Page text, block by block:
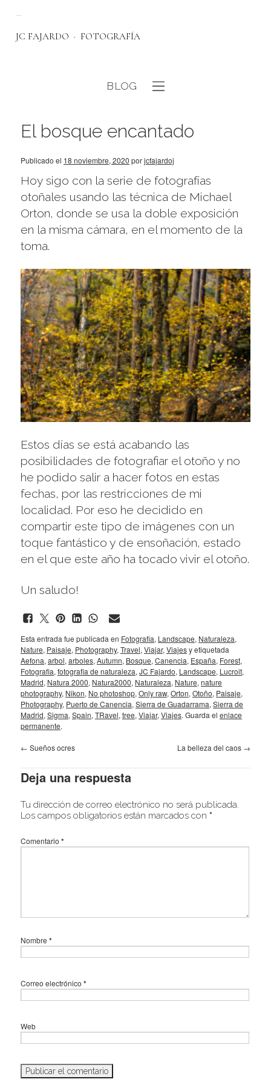
JC FAJARDO FOTOGRAFÍA
BLOG
El bosque encantado
Publicado el 18 noviembre, 2020 porjcfajardoj
Hoy sigo con la serie de fotografías
otoñales usando las técnica de Michael
Orton, donde se usa la doble exposición
en la misma cámara, en el momento de la
toma.
Estos días se está acabando las
posibilidades de fotografiar el otoño y no
he podido salir a hacer fotos en estas
fechas, por las restricciones de mi
localidad. Por eso he decidido en
compartir este tipo de imágenes con un
toque fantástico y de ensoñación, estado
en el que este año ha tocado vivir el otoño.
Un saludo!
Esta entrada fue publicada en Fotografia, Landscape, Naturaleza,
Nature, Paisaje, Photography, Travel, Viajar, Viajesy etiquetada
Aefona, arbol, arboles, Autumn, Bosque, Canencia, España, Forest,
Fotografia, fotografia de naturaleza, JC Fajardo, Landscape, Lucroit,
Madrid, Natura 2000, Natura2000, Naturaleza, Nature, nature
photography, Nikon, No photoshop, Only raw, Orton, Otoño, Paisaje,
Photography, Puerto de Canencia, Sierra de Guadarrama, Sierra de
Madrid, Sigma, Spain, TRavel, tree, Viajar, Viajes. Guarda el enlace
permanente.
← Sueños ocres La belleza del caos →
Deja una respuesta
Tu dirección de correo electrónico no será publicada.
Los campos obligatorios están marcados con *
Comentario *
Nombre *
Correo electrónico *
Web